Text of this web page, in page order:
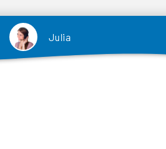
Julia
DI
che stai cercando.